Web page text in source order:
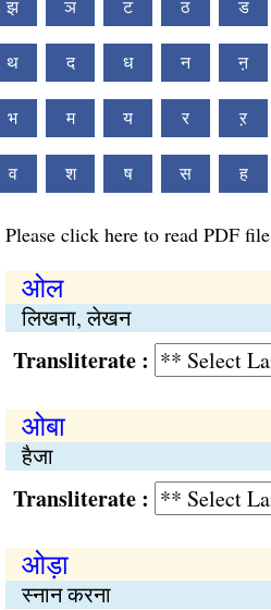
झ ञ ट ठ ड
थ द ध न ऩ
भ म य र ऱ
व श ष स ह
Please click here to read PDF file
ओल
लिखना, लेखन
:
ओबा
हैजा
:
ओड़ा
स्नान करना